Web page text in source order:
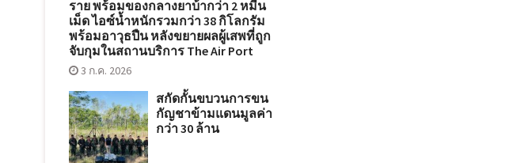
ราย พร้อมของกลางยาบ้ากว่า 2 หมื่น
เม็ด ไอซ์น้ำหนักรวมกว่า 38 กิโลกรัม
พร้อมอาวุธปืน หลังขยายผลผู้เสพที่ถูก
จับกุมในสถานบริการ The Air Port
3 ก.ค. 2026
สกัดกั้นขบวนการขน
กัญชาข้ามแดนมูลค่า
กว่า 30 ล้าน